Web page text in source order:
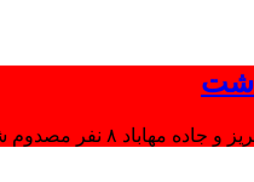
۸ نفر مصدوم شدند.